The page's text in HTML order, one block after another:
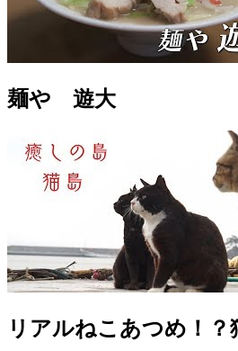
麺や 遊大
リアルねこあつめ！？